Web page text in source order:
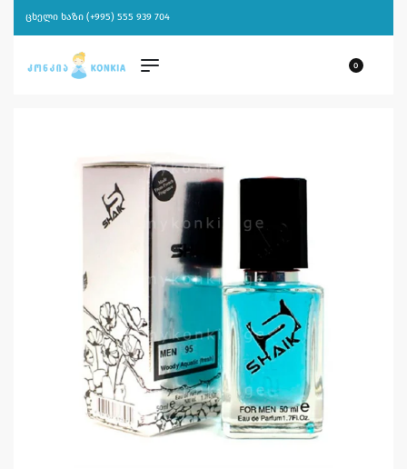
ცხელი ხაზი (+995) 555 939 704
0